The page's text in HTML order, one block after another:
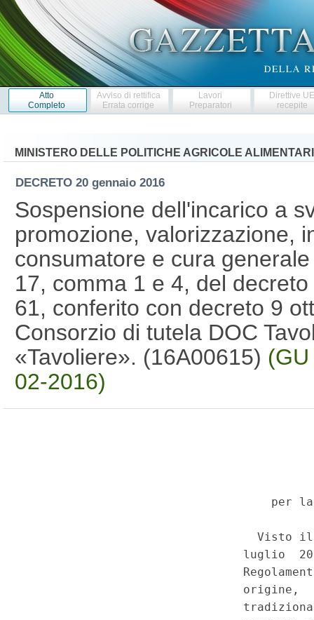
Atto
Completo
Avviso di rettifica
Errata corrige
Lavori
Preparatori
Direttive
recepite
MINISTERO DELLE POLITICHE AGRICOLE
DECRETO 20 gennaio 2016
Sospensione dell'incarico a
promozione, valorizzazione,
consumatore e cura
17, comma 1 e 4, del
61, conferito con decreto 9
Consorzio di tutela DOC
«Tavoliere». (16A00615)
02-2016)